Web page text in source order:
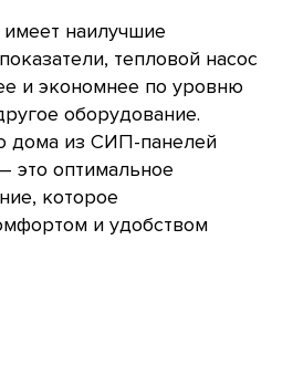
наилучшие
тепловой насос
и экономнее по уровню
оборудование.
дома из СИП-панелей
это оптимальное
которое
и удобством